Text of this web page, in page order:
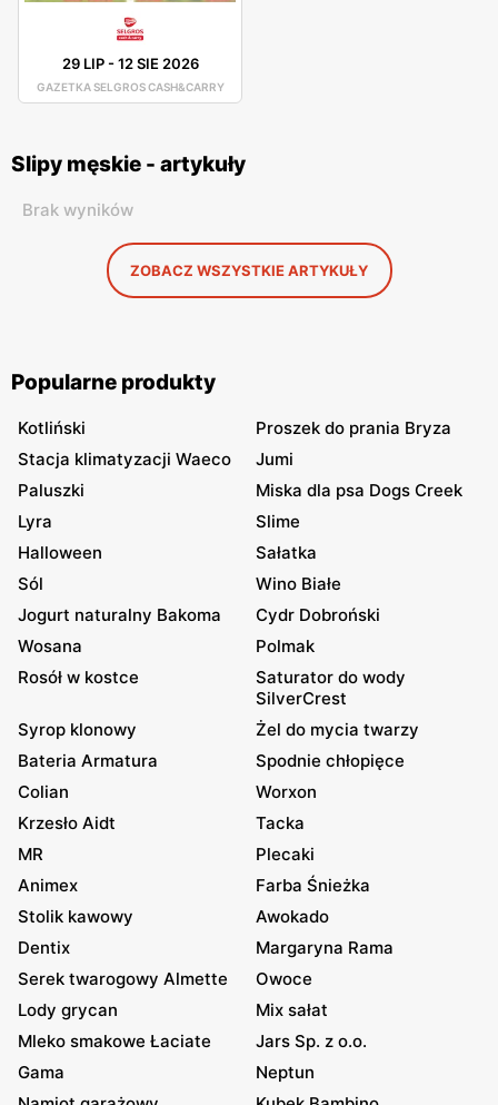
29 LIP-12 SIE 2026
GAZETKA SELGROS CASH&CARRY
Slipy męskie - artykuły
Brak wyników
ZOBACZ WSZYSTKIE ARTYKUŁY
Popularne produkty
Kotliński
Proszek do prania Bryza
Stacja klimatyzacji Waeco
Jumi
Paluszki
Miska dla psa Dogs Creek
Lyra
Slime
Halloween
Sałatka
Sól
Wino Białe
Jogurt naturalny Bakoma
Cydr Dobroński
Wosana
Polmak
Rosół w kostce
Saturator do wody
SilverCrest
Syrop klonowy
Żel do mycia twarzy
Bateria Armatura
Spodnie chłopięce
Colian
Worxon
Krzesło Aidt
Tacka
MR
Plecaki
Animex
Farba Śnieżka
Stolik kawowy
Awokado
Dentix
Margaryna Rama
Serek twarogowy Almette
Owoce
Lody grycan
Mix sałat
Mleko smakowe Łaciate
Jars Sp. z o.o.
Gama
Neptun